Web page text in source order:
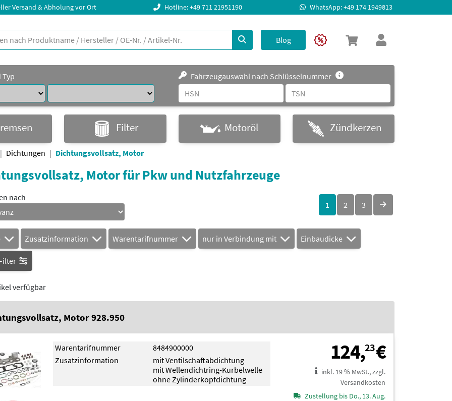
Versand & Abholung vor Ort Hotline: +49 711 21951190 WhatsApp: +49 174 1949813
Blog
Fahrzeugauswahl nach Schlüsselnummer
Filter Motoröl Zündkerzen
Dichtungen Dichtungsvollsatz, Motor
Motor für Pkw und Nutzfahrzeuge
nach
1 2 3
Zusatzinformation Warentarifnummer nur in Verbindung mit Einbaudicke
verfügbar
Motor 928.950
Warentarifnummer
8484900000
Zusatzinformation
mit Ventilschaftabdichtung
mit Wellendichtring-Kurbelwelle
ohne Zylinderkopfdichtung
124,23€124,23 €
inkl. 19 % MwSt., zzgl.
Versandkosten
Zustellung bis Do., 13. Aug.